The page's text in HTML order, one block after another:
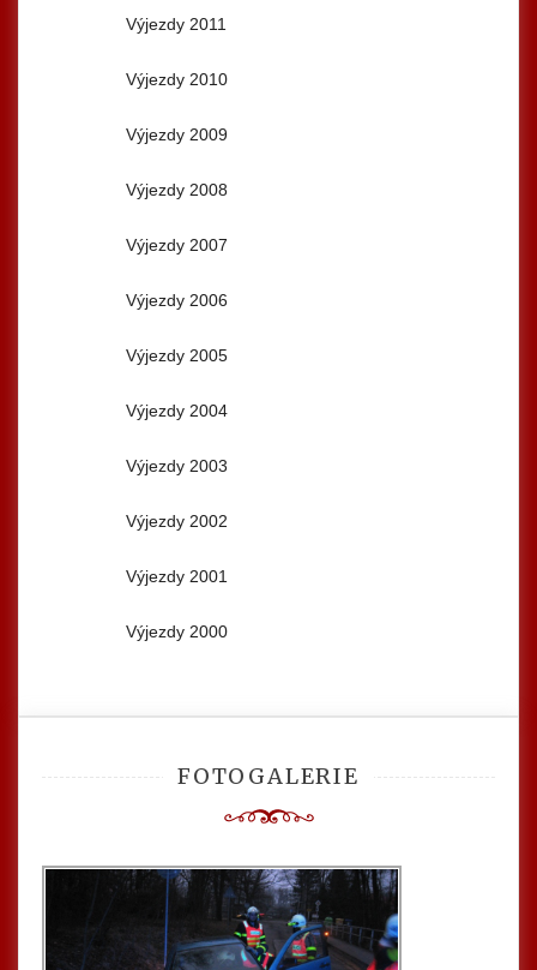
Výjezdy 2011
Výjezdy 2010
Výjezdy 2009
Výjezdy 2008
Výjezdy 2007
Výjezdy 2006
Výjezdy 2005
Výjezdy 2004
Výjezdy 2003
Výjezdy 2002
Výjezdy 2001
Výjezdy 2000
FOTOGALERIE